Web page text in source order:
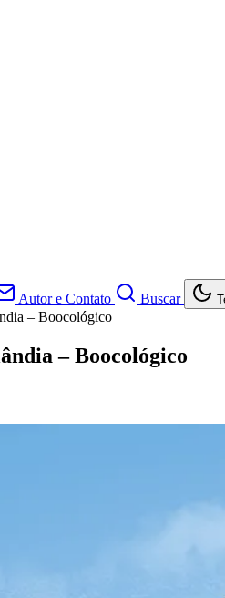
Autor e Contato Buscar
– Boocológico
– Boocológico